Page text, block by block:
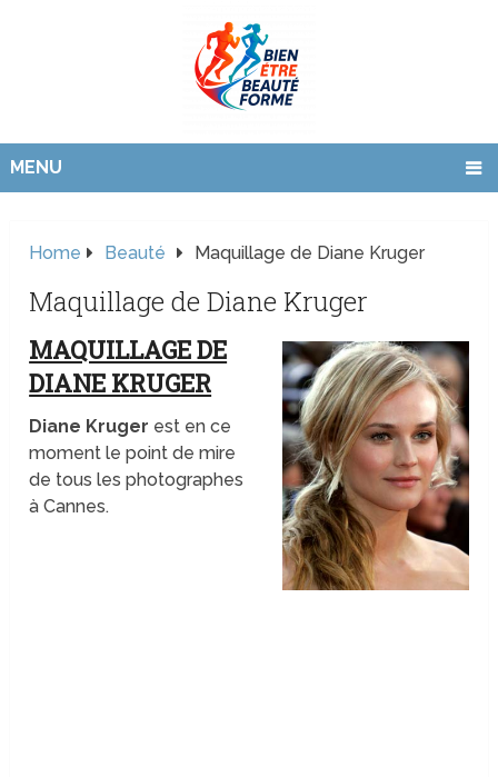
MENU
Home Beauté Maquillage de Diane Kruger
Maquillage de Diane Kruger
MAQUILLAGE DE
DIANE KRUGER
Diane Kruger est en ce
moment le point de mire
de tous les photographes
à Cannes.